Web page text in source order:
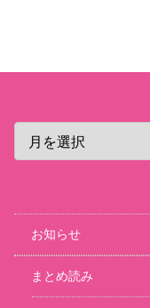
お知らせ
まとめ読み